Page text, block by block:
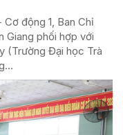
Cơ động 1, Ban Chỉ
Giang phối hợp với
(Trường Đại học Trà